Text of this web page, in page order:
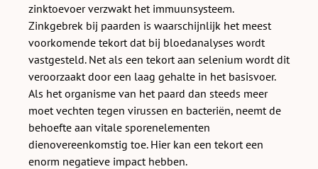
zinktoevoer verzwakt het immuunsysteem.
Zinkgebrek bij paarden is waarschijnlijk het meest
voorkomende tekort dat bij bloedanalyses wordt
vastgesteld. Net als een tekort aan selenium wordt dit
veroorzaakt door een laag gehalte in het basisvoer.
Als het organisme van het paard dan steeds meer
moet vechten tegen virussen en bacteriën, neemt de
behoefte aan vitale sporenelementen
dienovereenkomstig toe. Hier kan een tekort een
enorm negatieve impact hebben.